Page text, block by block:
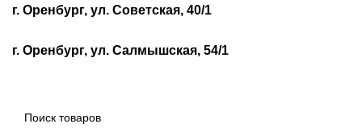
г. Оренбург, ул. Советская, 40/1
г. Оренбург, ул. Салмышская, 54/1